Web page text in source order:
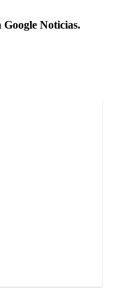
Noticias.